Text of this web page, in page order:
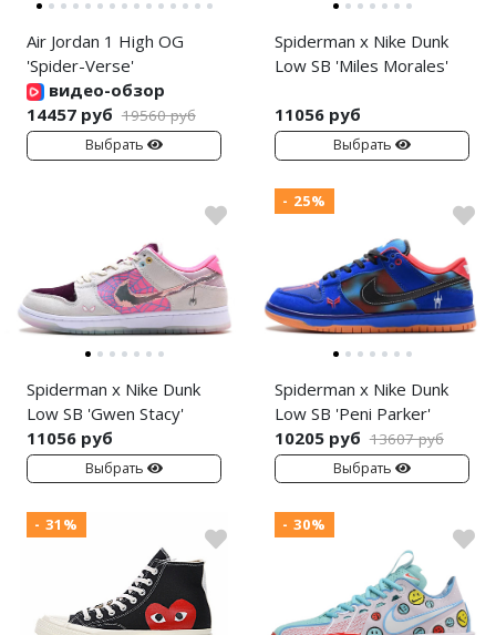
Air Jordan 1 High OG
'Spider-Verse'
видео-обзор
14457 руб 19560 руб
Выбрать
Spiderman x Nike Dunk
Low SB 'Miles Morales'
11056 руб
Выбрать
Spiderman x Nike Dunk
Low SB 'Gwen Stacy'
11056 руб
Выбрать
- 25%
Spiderman x Nike Dunk
Low SB 'Peni Parker'
10205 руб 13607 руб
Выбрать
- 31% - 30%